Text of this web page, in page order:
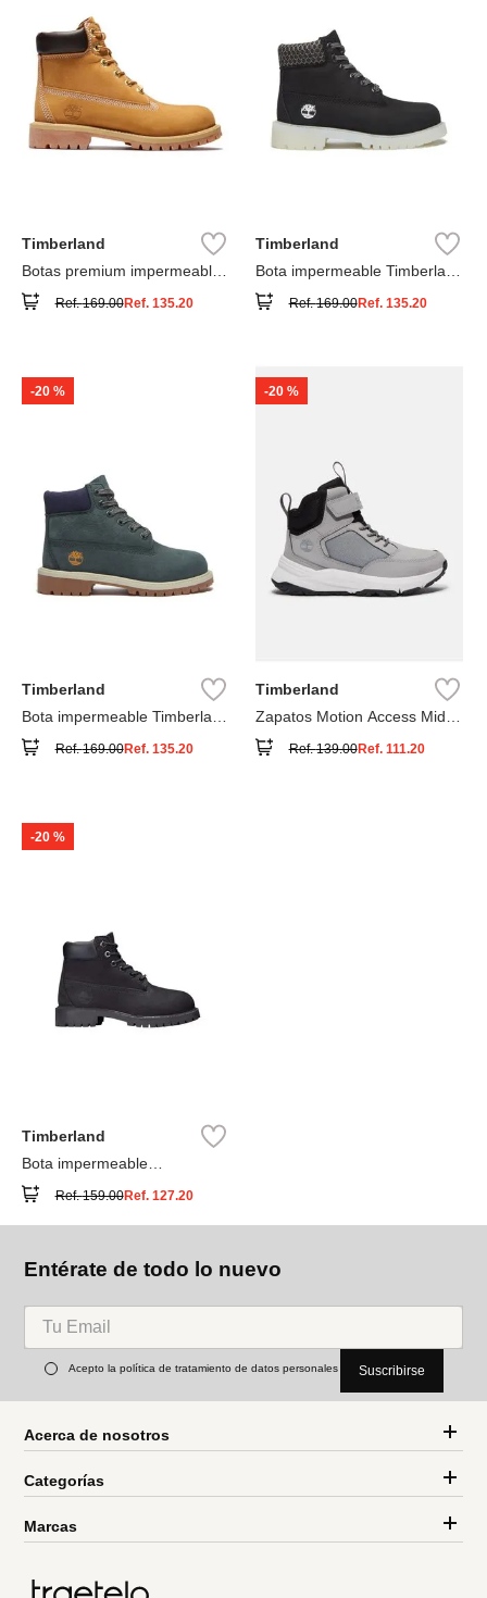
Timberland
Botas premium impermeables
Ref.169.00Ref. 135.20
Timberland
Bota impermeable Timberland
Ref.169.00Ref. 135.20
-20 %
Timberland
Bota impermeable Timberland
Ref.169.00Ref. 135.20
-20 %
Timberland
Zapatos Motion Access Mid
Ref.139.00Ref. 111.20
-20 %
Timberland
Bota impermeable
Ref.159.00Ref. 127.20
Entérate de todo lo nuevo
Acepto la política de tratamiento de datos personales Suscribirse
Acerca de nosotros
Categorías
Marcas